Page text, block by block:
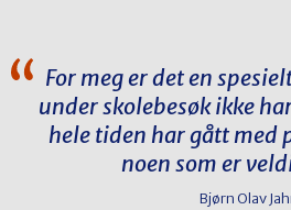
For meg er det en
under skolebesøk ikke
hele tiden har gått med
noen som er
Bjørn Olav